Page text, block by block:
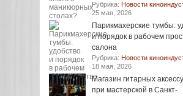
Рубрика: Новости
25 мая, 2026
Парикмахерские тумбы:
и порядок в рабочем
салона
Рубрика: Новости
18 мая, 2026
Магазин гитарных
при мастерской в Санкт-